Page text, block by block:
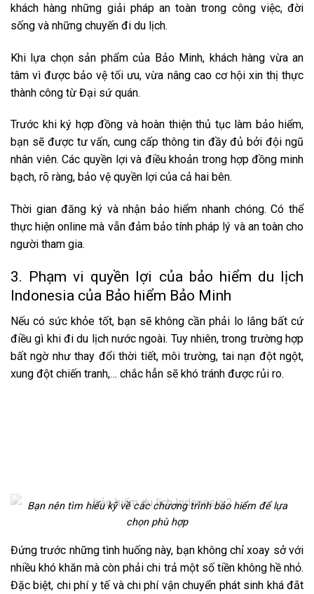
khách hàng những giải pháp an toàn trong công việc, đời
sống và những chuyến đi du lịch.
Khi lựa chọn sản phẩm của Bảo Minh, khách hàng vừa an
tâm vì được bảo vệ tối ưu, vừa nâng cao cơ hội xin thị thực
thành công từ Đại sứ quán.
Trước khi ký hợp đồng và hoàn thiện thủ tục làm bảo hiểm,
bạn sẽ được tư vấn, cung cấp thông tin đầy đủ bởi đội ngũ
nhân viên. Các quyền lợi và điều khoản trong hợp đồng minh
bạch, rõ ràng, bảo vệ quyền lợi của cả hai bên.
Thời gian đăng ký và nhận bảo hiểm nhanh chóng. Có thể
thực hiện online mà vẫn đảm bảo tính pháp lý và an toàn cho
người tham gia.
3. Phạm vi quyền lợi của bảo hiểm du lịch
Indonesia của Bảo hiểm Bảo Minh
Nếu có sức khỏe tốt, bạn sẽ không cần phải lo lắng bất cứ
điều gì khi đi du lịch nước ngoài. Tuy nhiên, trong trường hợp
bất ngờ như thay đổi thời tiết, môi trường, tai nạn đột ngột,
xung đột chiến tranh,… chắc hẳn sẽ khó tránh được rủi ro.
Bạn nên tìm hiểu kỹ về các chương trình bảo hiểm để lựa
chọn phù hợp
Đứng trước những tình huống này, bạn không chỉ xoay sở với
nhiều khó khăn mà còn phải chi trả một số tiền không hề nhỏ.
Đặc biệt, chi phí y tế và chi phí vận chuyển phát sinh khá đắt